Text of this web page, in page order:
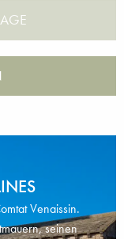
Venaissin.
seinen